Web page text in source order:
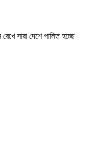
সারা দেশে পালিত হচ্ছে